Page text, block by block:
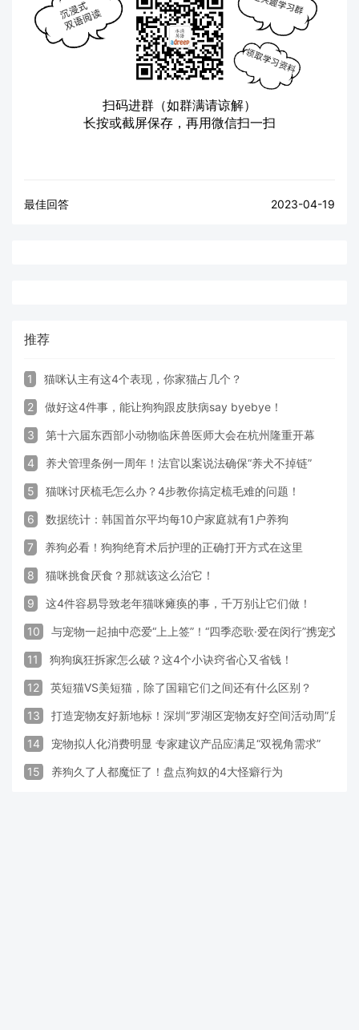
扫码进群（如群满请谅解）
长按或截屏保存，再用微信扫一扫
最佳回答 2023-04-19
推荐
1 猫咪认主有这4个表现，你家猫占几个？
2 做好这4件事，能让狗狗跟皮肤病say byebye！
3 第十六届东西部小动物临床兽医师大会在杭州隆重开幕
4 养犬管理条例一周年！法官以案说法确保“养犬不掉链”
5 猫咪讨厌梳毛怎么办？4步教你搞定梳毛难的问题！
6 数据统计：韩国首尔平均每10户家庭就有1户养狗
7 养狗必看！狗狗绝育术后护理的正确打开方式在这里
8 猫咪挑食厌食？那就该这么治它！
9 这4件容易导致老年猫咪瘫痪的事，千万别让它们做！
10 与宠物一起抽中恋爱“上上签”！“四季恋歌·爱在闵行”携宠交友
11 狗狗疯狂拆家怎么破？这4个小诀窍省心又省钱！
12 英短猫VS美短猫，除了国籍它们之间还有什么区别？
13 打造宠物友好新地标！深圳“罗湖区宠物友好空间活动周”启动
14 宠物拟人化消费明显 专家建议产品应满足“双视角需求”
15 养狗久了人都魔怔了！盘点狗奴的4大怪癖行为